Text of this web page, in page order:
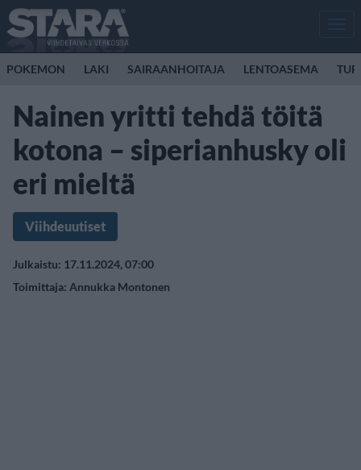
POKEMON LAKI SAIRAANHOITAJA LENTOASEMA
Nainen yritti tehdä töitä
kotona – siperianhusky oli
eri mieltä
Viihdeuutiset
Julkaistu: 17.11.2024, 07:00
Toimittaja: Annukka Montonen